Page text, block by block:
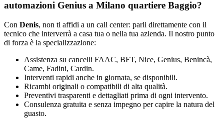
automazioni Genius a Milano quartiere Baggio?
Con Denis, non ti affidi a un call center: parli direttamente con il
tecnico che interverrà a casa tua o nella tua azienda. Il nostro punto
di forza è la specializzazione:
Assistenza su cancelli FAAC, BFT, Nice, Genius, Benincà,
Came, Fadini, Cardin.
Interventi rapidi anche in giornata, se disponibili.
Ricambi originali o compatibili di alta qualità.
Preventivi trasparenti e dettagliati prima di ogni intervento.
Consulenza gratuita e senza impegno per capire la natura del
guasto.